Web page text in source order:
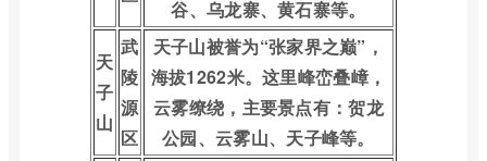
谷、乌龙寨、黄石寨等。
天
子
山
武
陵
源
区
天子山被誉为“张家界之巅”，
海拔1262米。这里峰峦叠嶂，
云雾缭绕，主要景点有：贺龙
公园、云雾山、天子峰等。